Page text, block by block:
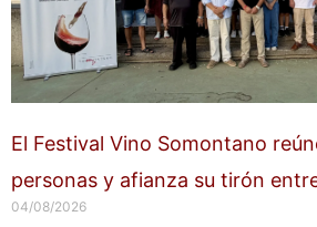
El Festival Vino Somontano
personas y afianza su tirón
04/08/2026